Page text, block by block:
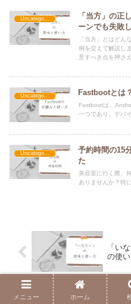
「当方」の正
ーンでも失敗
「当方」とはどん
例を交えて解説し
意すべき点を押さ
Fastbootとは
Fastbootは、
一つであり、デバ
予約時間の15
た
美容室に行く際、
ありませんか？特
「い
の使
「溺愛」とは？意味・使い方・愛
メニュー ホーム